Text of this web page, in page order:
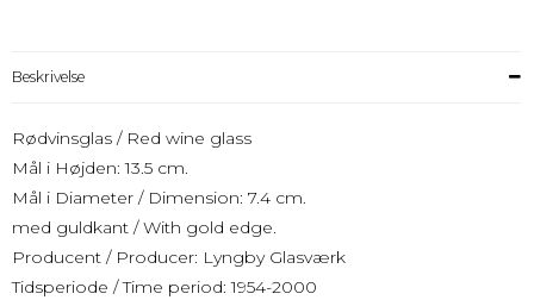
Beskrivelse
Rødvinsglas / Red wine glass
Mål i Højden: 13.5 cm.
Mål i Diameter / Dimension: 7.4 cm.
med guldkant / With gold edge.
Producent / Producer: Lyngby Glasværk
Tidsperiode / Time period: 1954-2000